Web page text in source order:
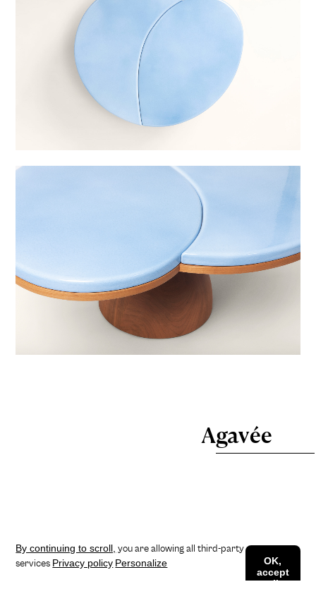
Agavée
By continuing to scroll, you are allowing all third-party
services Privacy policy Personalize
OK,
accept
all